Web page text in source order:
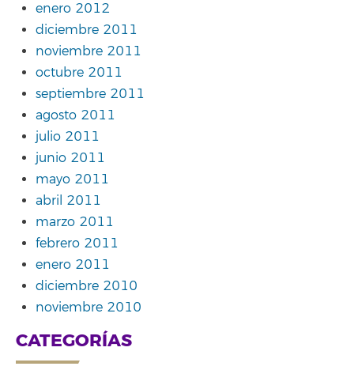
enero 2012
diciembre 2011
noviembre 2011
octubre 2011
septiembre 2011
agosto 2011
julio 2011
junio 2011
mayo 2011
abril 2011
marzo 2011
febrero 2011
enero 2011
diciembre 2010
noviembre 2010
CATEGORÍAS